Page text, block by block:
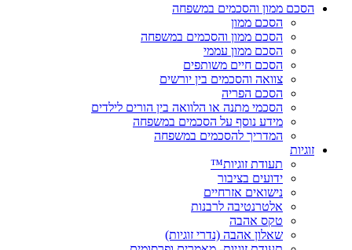
הסכם ממון והסכמים במשפחה
הסכם ממון
הסכם ממון והסכמים במשפחה
הסכם ממון עממי
הסכם חיים משותפים
צוואה והסכמים בין יורשים
הסכם הפריה
הסכמי מתנה או הלוואה בין הורים לילדים
מידע נוסף על הסכמים במשפחה
המדריך להסכמים במשפחה
זוגיות
תעודת זוגיות™
ידועים בציבור
נישואים אזרחיים
אלטרנטיבה לרבנות
טקס אהבה
שאלון אהבה (נדרי זוגיות)